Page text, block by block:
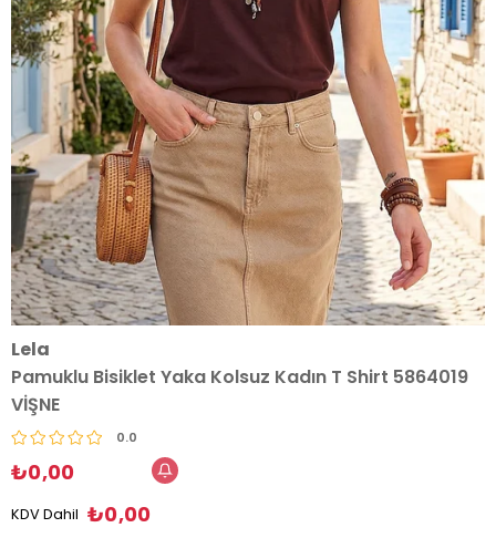
Lela
Pamuklu Bisiklet Yaka Kolsuz Kadın T Shirt 5864019
VİŞNE
0.0
₺0,00
KDV Dahil ₺0,00